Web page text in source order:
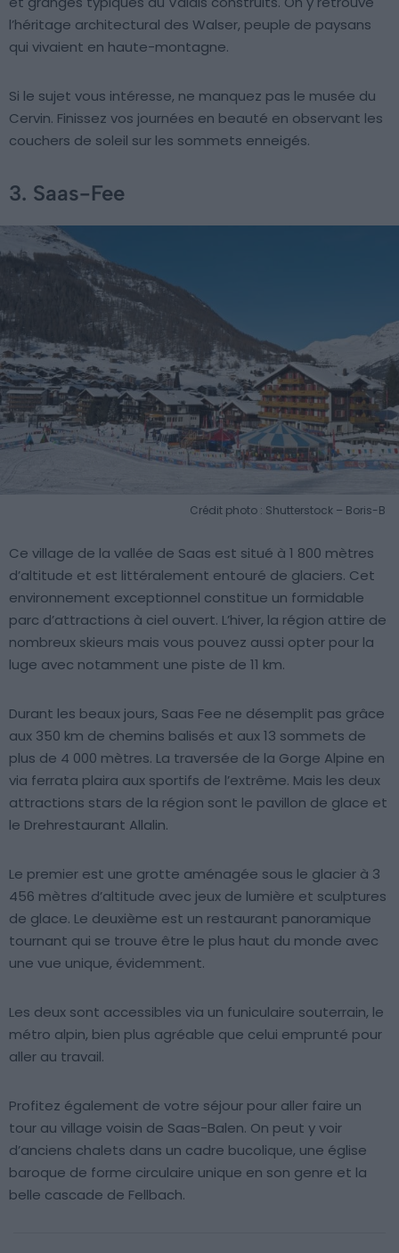
l’héritage architectural des Walser, peuple de paysans
qui vivaient en haute-montagne.
Si le sujet vous intéresse, ne manquez pas le musée du
Cervin. Finissez vos journées en beauté en observant les
couchers de soleil sur les sommets enneigés.
3. Saas-Fee
Crédit photo : Shutterstock – Boris-B
Ce village de la vallée de Saas est situé à 1 800 mètres
d’altitude et est littéralement entouré de glaciers. Cet
environnement exceptionnel constitue un formidable
parc d’attractions à ciel ouvert. L’hiver, la région attire de
nombreux skieurs mais vous pouvez aussi opter pour la
luge avec notamment une piste de 11 km.
Durant les beaux jours, Saas Fee ne désemplit pas grâce
aux 350 km de chemins balisés et aux 13 sommets de
plus de 4 000 mètres. La traversée de la Gorge Alpine en
via ferrata plaira aux sportifs de l’extrême. Mais les deux
attractions stars de la région sont le pavillon de glace et
le Drehrestaurant Allalin.
Le premier est une grotte aménagée sous le glacier à 3
456 mètres d’altitude avec jeux de lumière et sculptures
de glace. Le deuxième est un restaurant panoramique
tournant qui se trouve être le plus haut du monde avec
une vue unique, évidemment.
Les deux sont accessibles via un funiculaire souterrain, le
métro alpin, bien plus agréable que celui emprunté pour
aller au travail.
Profitez également de votre séjour pour aller faire un
tour au village voisin de Saas-Balen. On peut y voir
d’anciens chalets dans un cadre bucolique, une église
baroque de forme circulaire unique en son genre et la
belle cascade de Fellbach.